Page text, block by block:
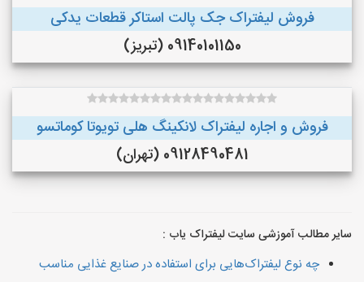
فروش لیفتراک جک پالت استاکر قطعات یدکی
09140101150 (تبریز)
فروش و اجاره لیفتراک لانکینگ هلی تویوتا کوماتسو
09128490481 (تهران)
سایر مطالب آموزشی سایت لیفتراک یاب :
چه نوع لیفتراک‌هایی برای استفاده در صنایع غذایی مناسب